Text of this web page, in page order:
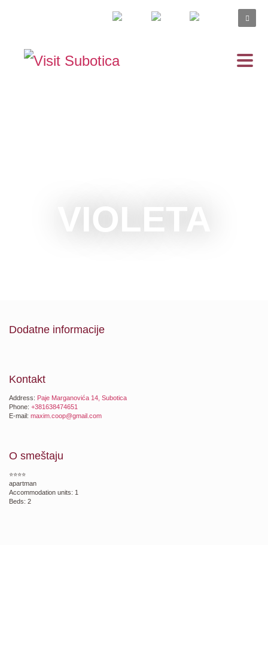
VIOLETA
Dodatne informacije
Kontakt
Address: Paje Marganovića 14, Subotica
Phone: +381638474651
E-mail: maxim.coop@gmail.com
O smeštaju
⭐⭐⭐⭐
apartman
Accommodation units: 1
Beds: 2